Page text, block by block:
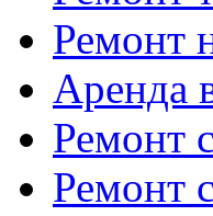
Ремонт
Аренда
Ремонт
Ремонт